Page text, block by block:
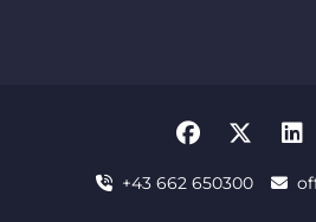
+43 662 650300